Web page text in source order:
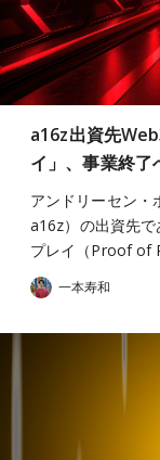
a16z出資先
イ」、事業終了
アンドリーセン・
a16z）の出資先
プレイ（Proof of
一本寿和